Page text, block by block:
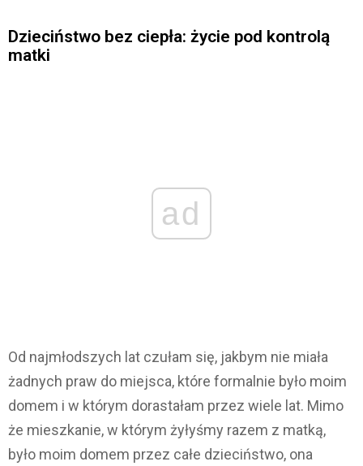
Dzieciństwo bez ciepła: życie pod kontrolą
matki
ad
Od najmłodszych lat czułam się, jakbym nie miała
żadnych praw do miejsca, które formalnie było moim
domem i w którym dorastałam przez wiele lat. Mimo
że mieszkanie, w którym żyłyśmy razem z matką,
było moim domem przez całe dzieciństwo, ona